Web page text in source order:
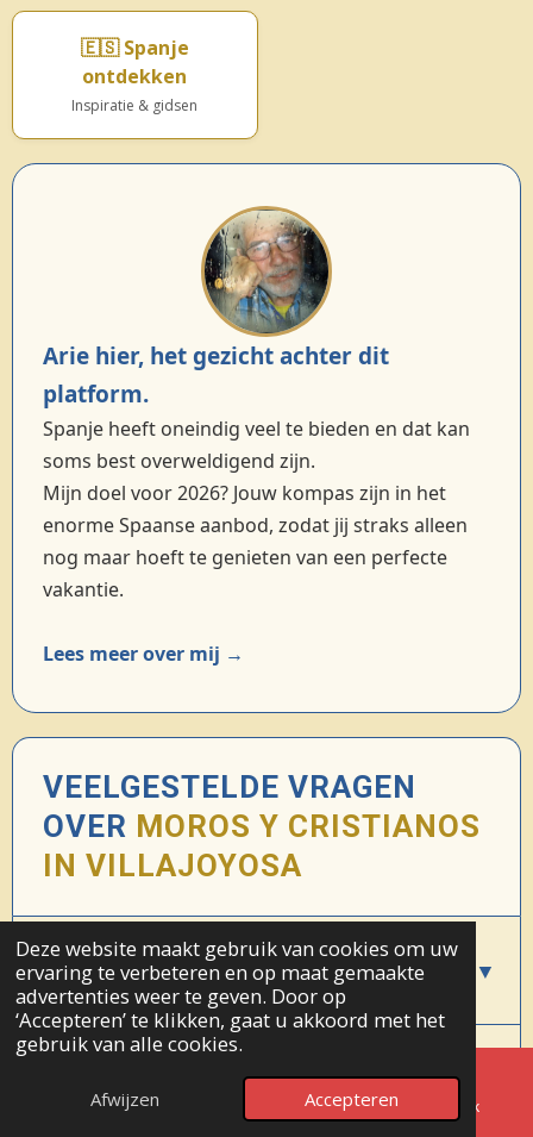
Deze website maakt gebruik van cookies om uw
ervaring te verbeteren en op maat gemaakte
advertenties weer te geven. Door op
‘Accepteren’ te klikken, gaat u akkoord met het
gebruik van alle cookies.
Afwijzen Accepteren
🇪🇸 Spanje
ontdekken
Inspiratie & gidsen
Arie hier, het gezicht achter dit
platform.
Spanje heeft oneindig veel te bieden en dat kan
soms best overweldigend zijn.
Mijn doel voor 2026? Jouw kompas zijn in het
enorme Spaanse aanbod, zodat jij straks alleen
nog maar hoeft te genieten van een perfecte
vakantie.
Lees meer over mij →
VEELGESTELDE VRAGEN
OVER MOROS Y CRISTIANOS
IN VILLAJOYOSA
Wanneer zijn de Moros y Cristianos feesten
in Villajoyosa?
▼
↑ NAAR BOVEN
E-mailadres Telefoonnummer Facebook